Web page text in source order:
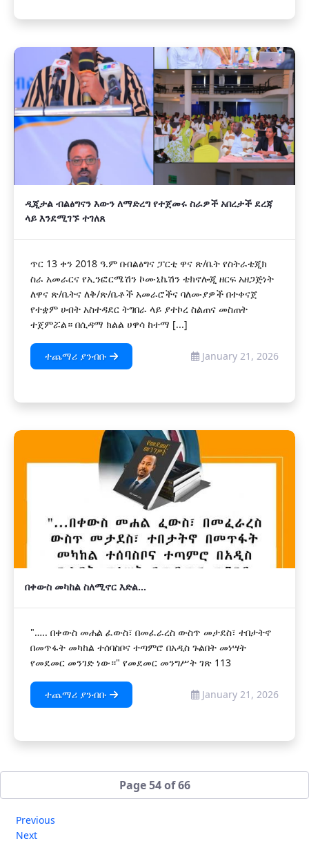
ዲጂታል ብልፅግናን እውን ለማድረግ የተጀመሩ ስራዎች አበረታች ደረጃ
ላይ እንደሚገኙ ተገለጸ
ጥር 13 ቀን 2018 ዓ.ም በብልፅግና ፓርቲ ዋና ጽ/ቤት የስትራቴጂክ
ስራ አመራርና የኢንፎርሜሽን ኮሙኒኬሽን ቴክኖሎጂ ዘርፍ አዘጋጅነት
ለዋና ጽ/ቤትና ለቅ/ጽ/ቤቶች አመራሮችና ባለሙያዎች በተቀናጀ
የተቋም ሀብት አስተዳደር ትግበራ ላይ ያተኮረ ስልጠና መስጠት
ተጀምሯል። በሲዳማ ክልል ሀዋሳ ከተማ [...]
ተጨማሪ ያንብቡ January 21, 2026
በቀውስ መካከል ስለሚኖር እድል…
"….. በቀውስ መሐል ፈውስ፣ በመፈራረስ ውስጥ መታደስ፣ ተበታትኖ
በመጥፋት መካከል ተሰባስቦና ተጣምሮ በአዲስ ጉልበት መነሣት
የመደመር መንገድ ነው።" የመደመር መንግሥት ገጽ 113
ተጨማሪ ያንብቡ January 21, 2026
Page 54 of 66
Previous
Next